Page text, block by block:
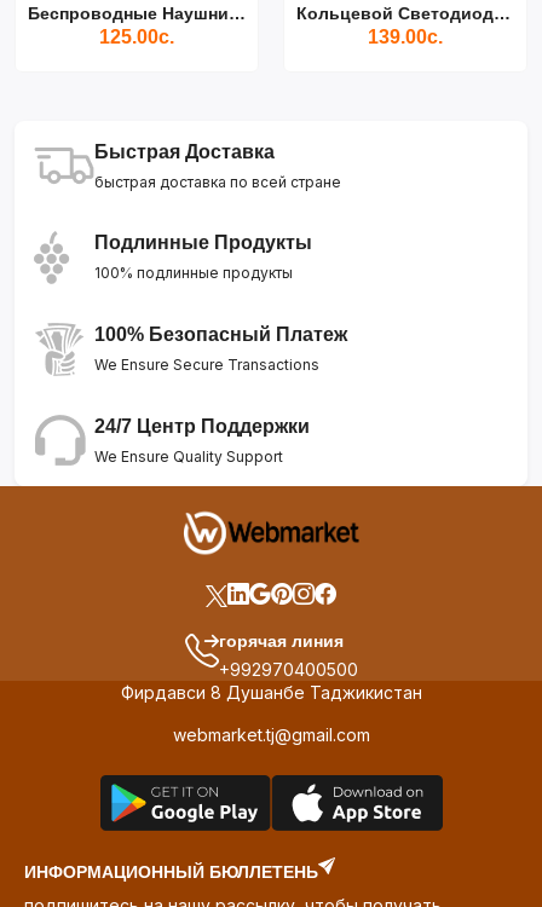
Беспроводные Наушники Air...
125.00с.
Кольцевой Светодиодный Св...
139.00с.
Быстрая Доставка
быстрая доставка по всей стране
Подлинные Продукты
100% подлинные продукты
100% Безопасный Платеж
We Ensure Secure Transactions
24/7 Центр Поддержки
We Ensure Quality Support
горячая линия
+992970400500
Фирдавси 8 Душанбе Таджикистан
webmarket.tj@gmail.com
ИНФОРМАЦИОННЫЙ БЮЛЛЕТЕНЬ